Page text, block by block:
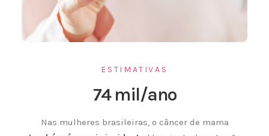
ESTIMATIVAS
74 mil/ano
Nas mulheres brasileiras, o câncer de mama